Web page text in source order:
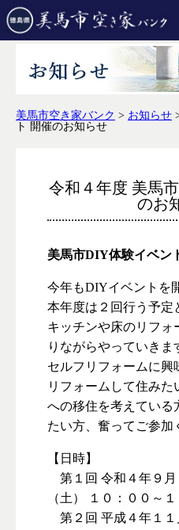
美馬市空き家バンク > お知らせ
ト 開催のお知らせ
令和４年度 美馬
のお
美馬市DIY体験イベン
今年もDIYイベントを
本年度は２回行う予定
キッチンや床のリフォ
りながらやっていきま
セルフリフォームに興
リフォームして住み
への移住を考えている
たい方、奮ってご参
【日時】
第１回 令和４年９月
（土） １０：００～
第２回 平成４年１１